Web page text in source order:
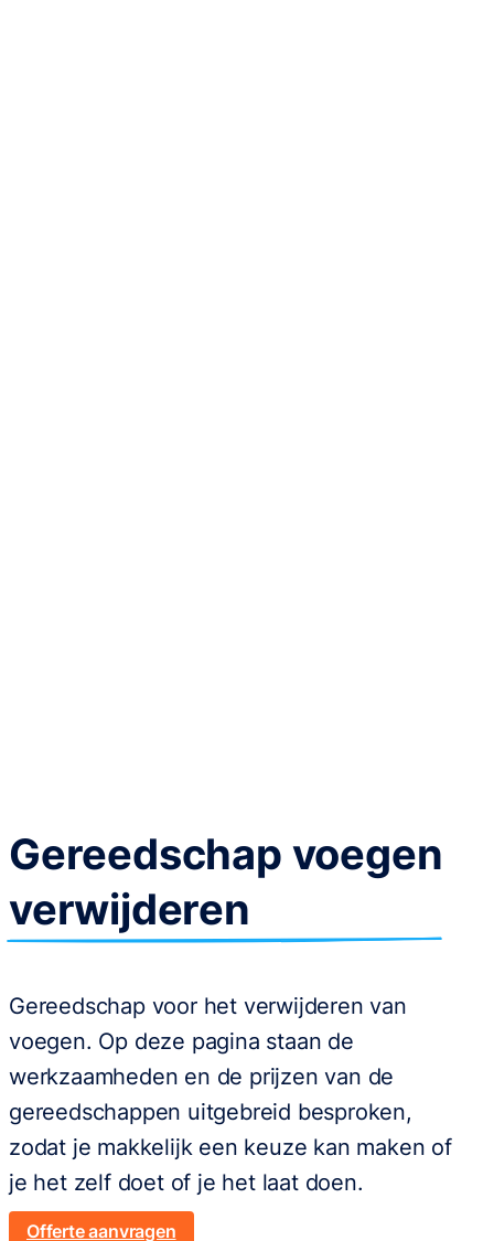
Gereedschap voegen
verwijderen
Gereedschap voor het verwijderen van
voegen. Op deze pagina staan de
werkzaamheden en de prijzen van de
gereedschappen uitgebreid besproken,
zodat je makkelijk een keuze kan maken of
je het zelf doet of je het laat doen.
Offerte aanvragen